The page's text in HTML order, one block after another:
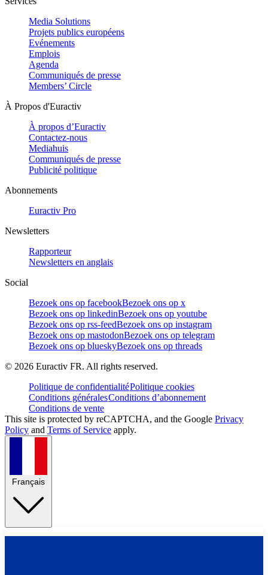
Media Solutions
Projets publics européens
Evénements
Emplois
Agenda
Communiqués de presse
Members’ Circle
À Propos d'Euractiv
À propos d’Euractiv
Contactez-nous
Mediahuis
Communiqués de presse
Publicité politique
Abonnements
Euractiv Pro
Newsletters
Rapporteur
Newsletters en anglais
Social
Bezoek ons op facebookBezoek ons op x
Bezoek ons op linkedinBezoek ons op youtube
Bezoek ons op rss-feedBezoek ons op instagram
Bezoek ons op mastodonBezoek ons op telegram
Bezoek ons op blueskyBezoek ons op threads
© 2026 Euractiv FR. All rights reserved.
Politique de confidentialitéPolitique cookies
Conditions généralesConditions d’abonnement
Conditions de vente
This site is protected by reCAPTCHA, and the Google Privacy
Policy and Terms of Service apply.
Français